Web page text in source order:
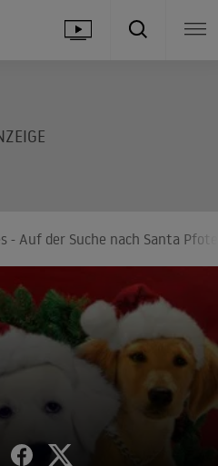
- Auf der Suche nach Santa Pfote